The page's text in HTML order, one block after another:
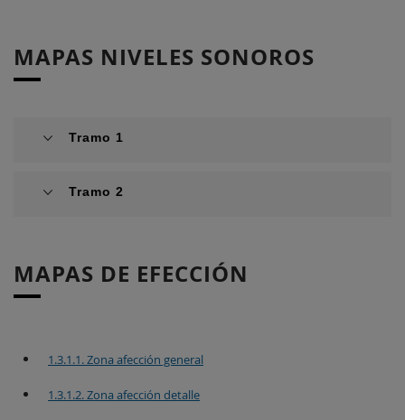
MAPAS NIVELES SONOROS
Tramo 1
Tramo 2
MAPAS DE EFECCIÓN
1.3.1.1. Zona afección general
1.3.1.2. Zona afección detalle